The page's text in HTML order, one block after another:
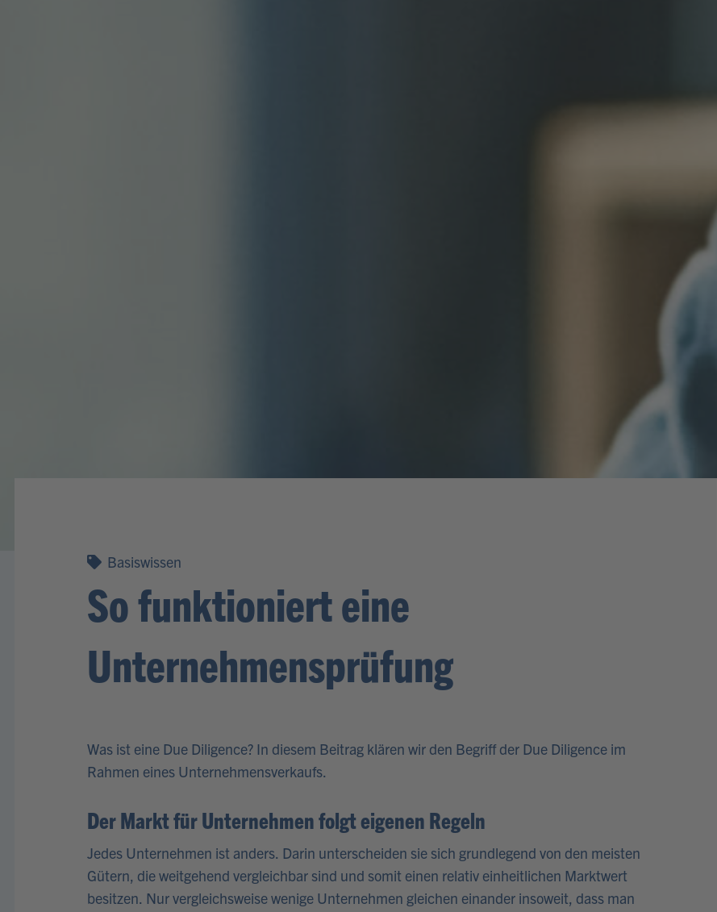
Basiswissen
So funktioniert eine
Unternehmensprüfung
Was ist eine Due Diligence? In diesem Beitrag klären wir den Begriff der Due Diligence im
Rahmen eines Unternehmensverkaufs.
Der Markt für Unternehmen folgt eigenen Regeln
Jedes Unternehmen ist anders. Darin unterscheiden sie sich grundlegend von den meisten
Gütern, die weitgehend vergleichbar sind und somit einen relativ einheitlichen Marktwert
besitzen. Nur vergleichsweise wenige Unternehmen gleichen einander insoweit, dass man